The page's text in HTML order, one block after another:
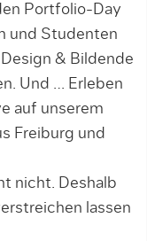
Portfolio-Day
und Studenten
& Bildende
Und … Erleben
auf unserem
Freiburg und
nicht. Deshalb
lassen